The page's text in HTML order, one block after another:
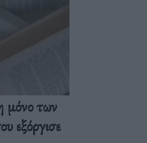
των
εξόργισε